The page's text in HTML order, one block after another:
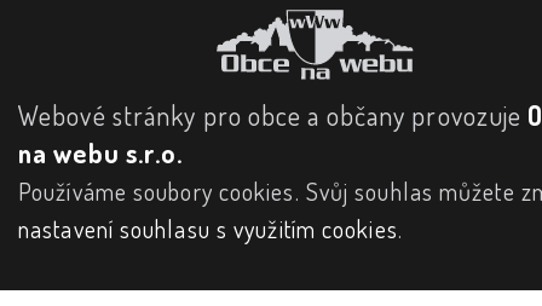
Webové stránky pro obce a občany provozuje
na webu s.r.o.
Používáme soubory cookies. Svůj souhlas můžete
nastavení souhlasu s využitím cookies.